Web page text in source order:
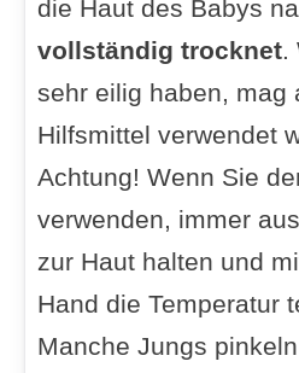
die Haut des Babys
vollständig trocknet.
sehr eilig haben, mag
Hilfsmittel verwendet
Achtung! Wenn Sie
verwenden, immer
zur Haut halten und
Hand die Temperatur
Manche Jungs